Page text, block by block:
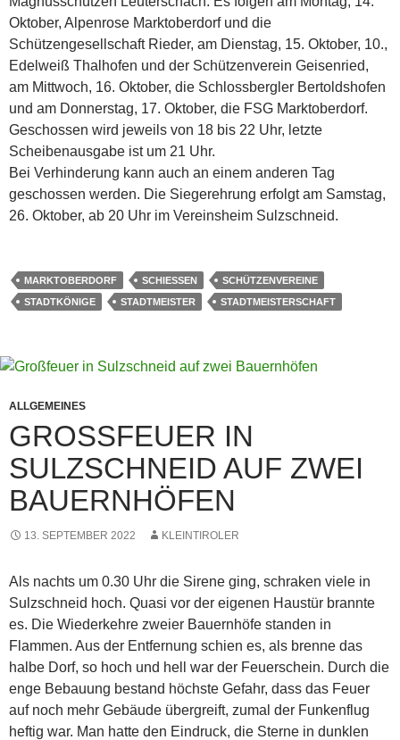
Oktober, Alpenrose Marktoberdorf und die
Schützengesellschaft Rieder, am Dienstag, 15. Oktober, 10.,
Edelweiß Thalhofen und der Schützenverein Geisenried,
am Mittwoch, 16. Oktober, die Schlossbergler Bertoldshofen
und am Donnerstag, 17. Oktober, die FSG Marktoberdorf.
Geschossen wird jeweils von 18 bis 22 Uhr, letzte
Scheibenausgabe ist um 21 Uhr.
Bei Verhinderung kann auch an einem anderen Tag
geschossen werden. Die Siegerehrung erfolgt am Samstag,
26. Oktober, ab 20 Uhr im Vereinsheim Sulzschneid.
MARKTOBERDORF SCHIESSEN
SCHÜTZENVEREINE
STADTKÖNIGE
STADTMEISTER STADTMEISTERSCHAFT
ALLGEMEINES
GROSSFEUER IN S
ULZSCHNEID AUF ZWEI B
AUERNHÖFEN
13. SEPTEMBER 2022 KLEINTIROLER
Als nachts um 0.30 Uhr die Sirene ging, schraken viele in
Sulzschneid hoch. Quasi vor der eigenen Haustür brannte
es. Die Wiederkehre zweier Bauernhöfe standen in
Flammen. Aus der Entfernung schien es, als brenne das
halbe Dorf, so hoch und hell war der Feuerschein. Durch die
enge Bebauung bestand höchste Gefahr, dass das Feuer
auf noch mehr Gebäude übergreift, zumal der Funkenflug
heftig war. Man hatte den Eindruck, die Sterne in dunklen